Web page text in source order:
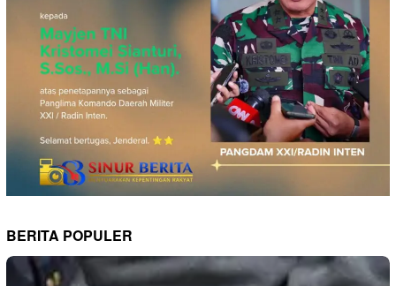
BERITA POPULER